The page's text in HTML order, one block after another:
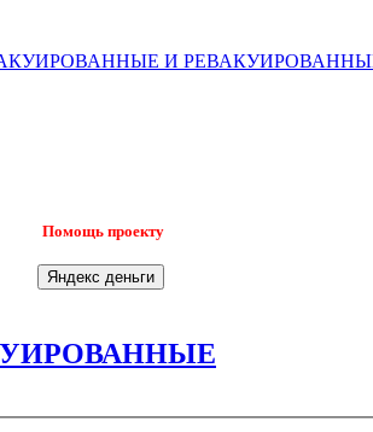
И
Помощь проекту